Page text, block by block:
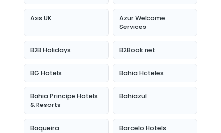
Axis UK
Azur Welcome
Services
B2B Holidays B2Book.net
BG Hotels Bahia Hoteles
Bahia Principe Hotels
& Resorts
Bahiazul
Baqueira Barcelo Hotels